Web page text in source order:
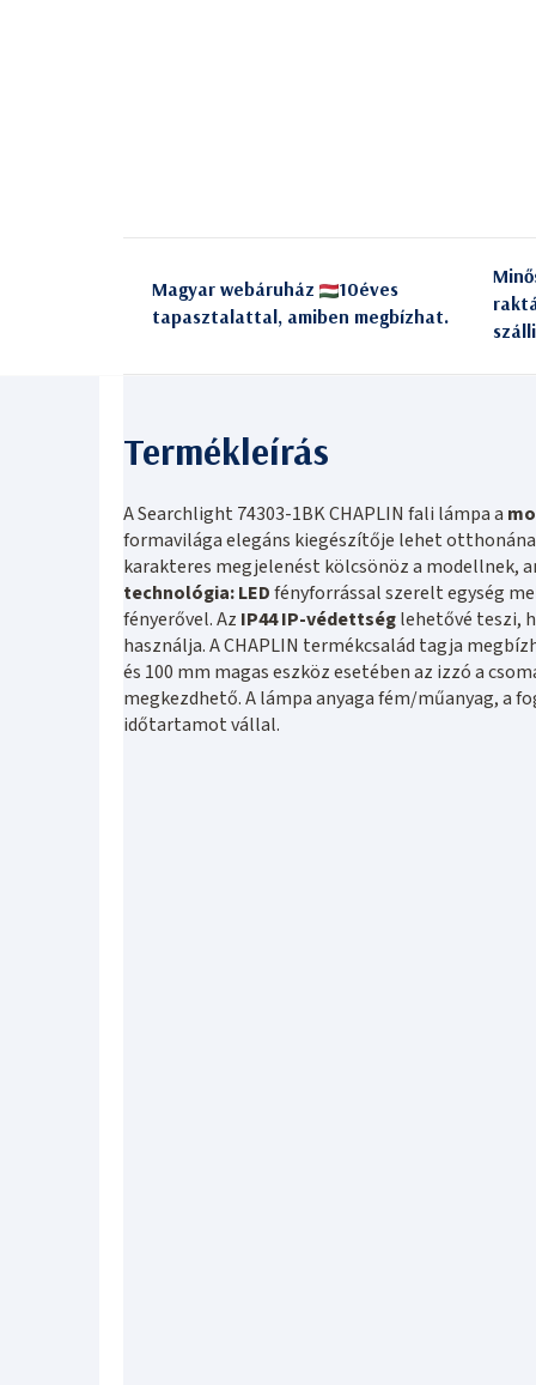
Magyar webáruház
10éves
tapasztalattal, amiben megbízhat.
A Searchlight 74303-1BK CHAPLIN fali lámpa a
formavilága elegáns kiegészítője lehet
karakteres megjelenést kölcsönöz a modellnek,
technológia: LEDfényforrással szerelt egység
fényerővel. Az IP44 IP-védettséglehetővé teszi,
használja. A CHAPLIN termékcsalád tagja
és 100 mm magas eszköz esetében az izzó a
megkezdhető. A lámpa anyaga fém/műanyag, a
időtartamot vállal.